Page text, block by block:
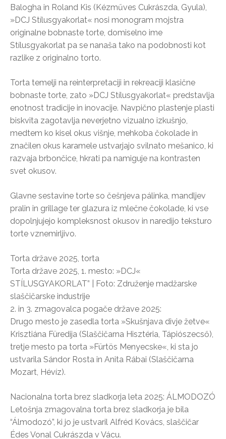
Balogha in Roland Kis (Kézműves Cukrászda, Gyula),
»DCJ Stílusgyakorlat« nosi monogram mojstra
originalne bobnaste torte, domiselno ime
Stílusgyakorlat pa se nanaša tako na podobnosti kot
razlike z originalno torto.
Torta temelji na reinterpretaciji in rekreaciji klasične
bobnaste torte, zato »DCJ Stílusgyakorlat« predstavlja
enotnost tradicije in inovacije. Navpično plastenje plasti
biskvita zagotavlja neverjetno vizualno izkušnjo,
medtem ko kisel okus višnje, mehkoba čokolade in
značilen okus karamele ustvarjajo svilnato mešanico, ki
razvaja brbončice, hkrati pa namiguje na kontrasten
svet okusov.
Glavne sestavine torte so češnjeva pálinka, mandljev
pralin in grillage ter glazura iz mlečne čokolade, ki vse
dopolnjujejo kompleksnost okusov in naredijo teksturo
torte vznemirljivo.
Torta države 2025, torta
Torta države 2025, 1. mesto: »DCJ«
STÍLUSGYAKORLAT” | Foto: Združenje madžarske
slaščičarske industrije
2. in 3. zmagovalca pogače države 2025:
Drugo mesto je zasedla torta »Skušnjava divje žetve«
Krisztiána Füredija (Slaščičarna Hisztéria, Tápiószecső),
tretje mesto pa torta »Fürtös Menyecske«, ki sta jo
ustvarila Sándor Rosta in Anita Rábai (Slaščičarna
Mozart, Hévíz).
Nacionalna torta brez sladkorja leta 2025: ÁLMODOZÓ
Letošnja zmagovalna torta brez sladkorja je bila
“Álmodozó”, ki jo je ustvaril Alfréd Kovács, slaščičar
Édes Vonal Cukrászda v Vácu.